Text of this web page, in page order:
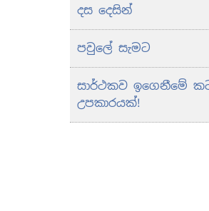
දස දෙසින්
පවුලේ සැමට
සාර්ථකව ඉගෙනීමේ
උපකාරයක්!